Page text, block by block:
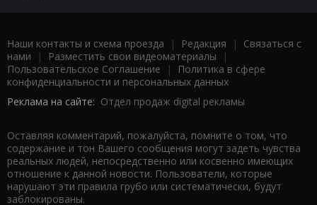
Наши контакты и схема проезда | Редакция | Связаться с
нами | Разместить свои видеоматериалы |
Пользовательское Соглашение |
Политика в сфере
конфиденциальности и персональных данных
Реклама на сайте: Отдел продаж digital рекламы
Оставляя комментарий, пожалуйста, помните о том, что
содержание и тон Вашего сообщения могут задеть чувства
реальных людей, непосредственно или косвенно имеющих
отношение к данной новости. Пользователи, которые
нарушают эти правила грубо или систематически, будут
заблокированы.